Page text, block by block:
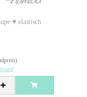
♥ elastisch